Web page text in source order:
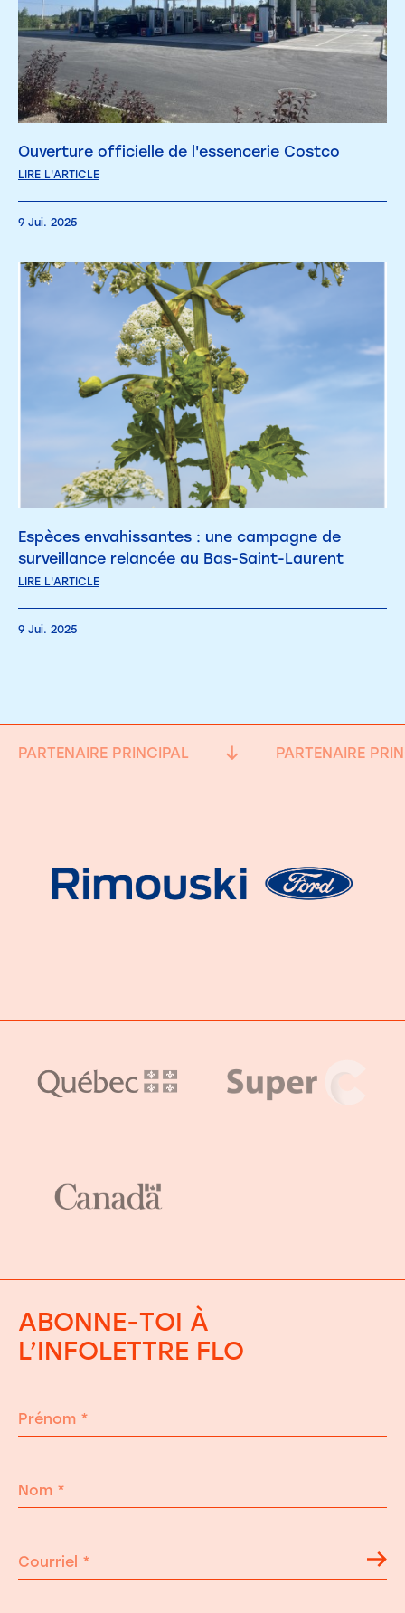
Ouverture officielle de l'essencerie Costco
LIRE L'ARTICLE
9 Jui. 2025
Espèces envahissantes : une campagne de
surveillance relancée au Bas-Saint-Laurent
LIRE L'ARTICLE
9 Jui. 2025
PARTENAIRE PRINCIPAL PARTENAIRE
ABONNE-TOI À
L’INFOLETTRE FLO
Prénom *
Nom *
Courriel *